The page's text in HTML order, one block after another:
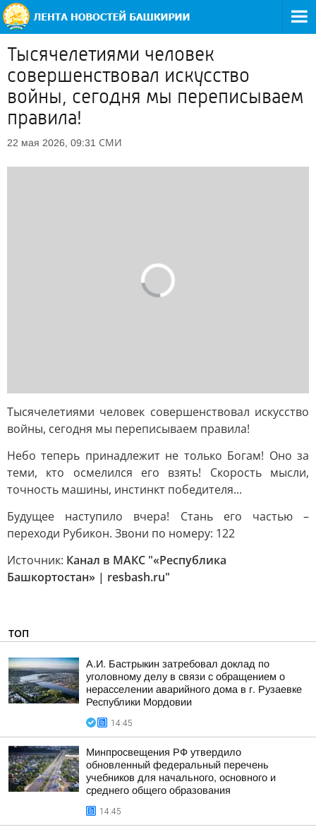
Тысячелетиями человек
совершенствовал искусство
войны, сегодня мы переписываем
правила!
22 мая 2026, 09:31 СМИ
Тысячелетиями человек совершенствовал искусство
войны, сегодня мы переписываем правила!
Небо теперь принадлежит не только Богам! Оно за
теми, кто осмелился его взять! Скорость мысли,
точность машины, инстинкт победителя...
Будущее наступило вчера! Стань его частью –
переходи Рубикон. Звони по номеру: 122
Источник: Канал в МАКС "«Республика
Башкортостан» | resbash.ru"
ТОП
А.И. Бастрыкин затребовал доклад по
уголовному делу в связи с обращением о
нерасселении аварийного дома в г. Рузаевке
Республики Мордовии
14:45
Минпросвещения РФ утвердило
обновленный федеральный перечень
учебников для начального, основного и
среднего общего образования
14:45